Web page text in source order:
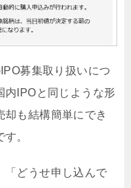
募集取り扱いにつ
内IPOと同じような形
却も結構簡単にでき
。
「どうせ申し込んで